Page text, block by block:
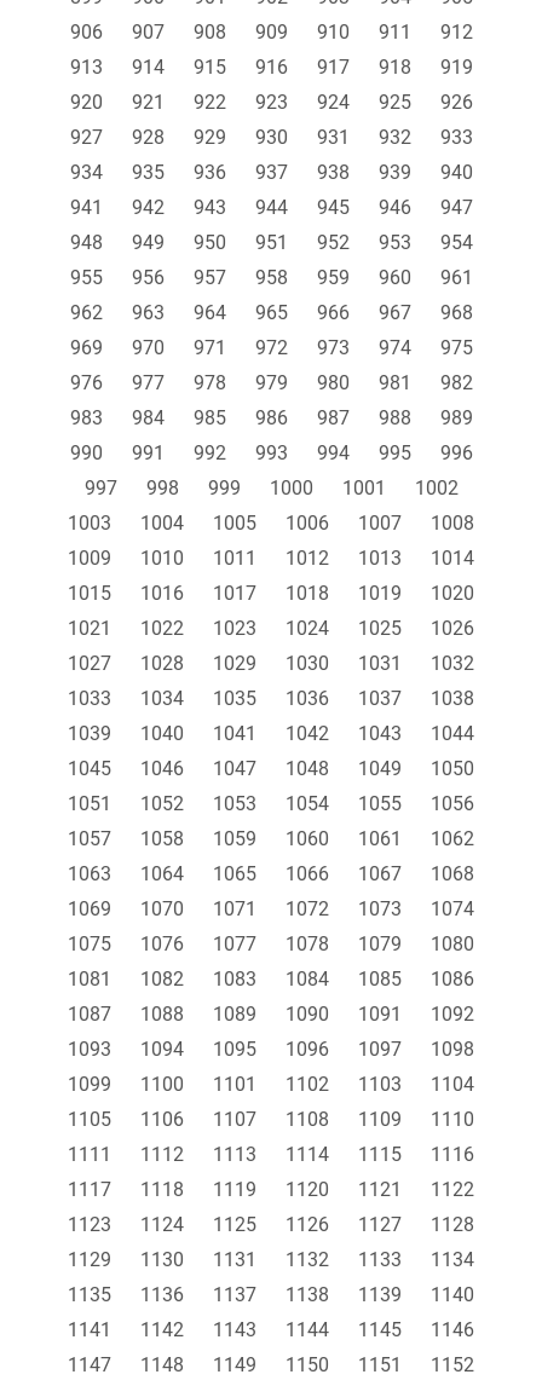
906
907 908 909 910 911
912
913
914 915 916 917 918
919
920
921 922 923 924 925
926
927
928 929 930 931 932
933
934
935 936 937 938 939
940
941
942 943 944 945 946
947
948
949 950 951 952 953
954
955
956 957 958 959 960
961
962
963 964 965 966 967
968
969
970 971 972 973 974
975
976
977 978 979 980 981
982
983
984 985 986 987 988
989
990
991 992 993 994 995
996
997
998 999 1000 1001
1002
1003
1004 1005 1006 1007
1008
1009
1010 1011 1012 1013
1014
1015
1016 1017 1018 1019
1020
1021
1022 1023 1024 1025
1026
1027
1028 1029 1030 1031
1032
1033
1034 1035 1036 1037
1038
1039
1040 1041 1042 1043
1044
1045
1046 1047 1048 1049
1050
1051
1052 1053 1054 1055
1056
1057
1058 1059 1060 1061
1062
1063
1064 1065 1066 1067
1068
1069
1070 1071 1072 1073
1074
1075
1076 1077 1078 1079
1080
1081
1082 1083 1084 1085
1086
1087
1088 1089 1090 1091
1092
1093
1094 1095 1096 1097
1098
1099
1100 1101 1102 1103
1104
1105
1106 1107 1108 1109
1110
1111
1112 1113 1114 1115
1116
1117
1118 1119 1120 1121
1122
1123
1124 1125 1126 1127
1128
1129
1130 1131 1132 1133
1134
1135
1136 1137 1138 1139
1140
1141
1142 1143 1144 1145
1146
1147
1148 1149 1150 1151 1152